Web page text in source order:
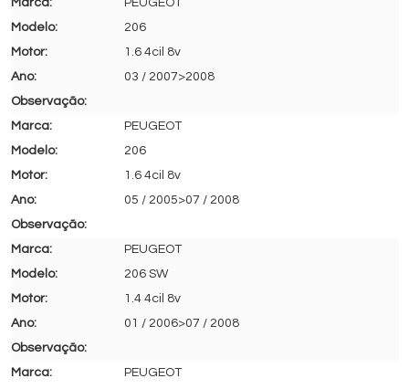
PEUGEOT
206
1.6 4cil 8v
03 / 2007>2008
PEUGEOT
206
1.6 4cil 8v
05 / 2005>07 / 2008
PEUGEOT
206 SW
1.4 4cil 8v
01 / 2006>07 / 2008
PEUGEOT